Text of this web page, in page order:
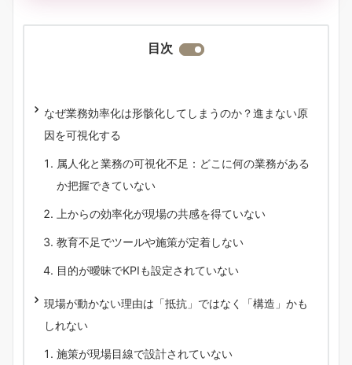
目次
なぜ業務効率化は形骸化してしまうのか？進まない原
因を可視化する
属人化と業務の可視化不足：どこに何の業務がある
か把握できていない
上からの効率化が現場の共感を得ていない
教育不足でツールや施策が定着しない
目的が曖昧でKPIも設定されていない
現場が動かない理由は「抵抗」ではなく「構造」かも
しれない
施策が現場目線で設計されていない